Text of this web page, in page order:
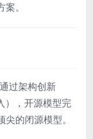
。
过架构创新
），开源模型完
的闭源模型。